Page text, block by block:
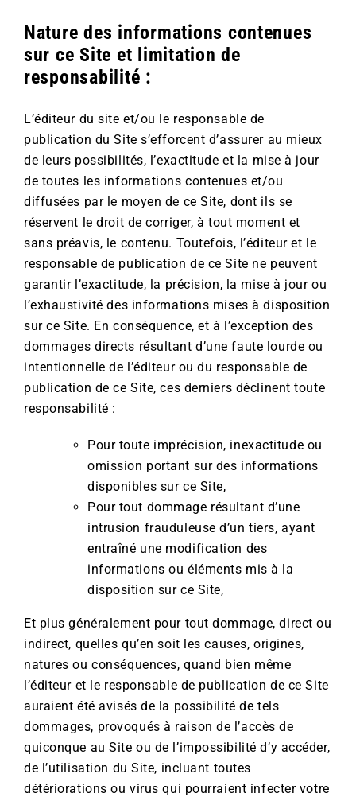
Nature des informations contenues
sur ce Site et limitation de
responsabilité :
L’éditeur du site et/ou le responsable de
publication du Site s’efforcent d’assurer au mieux
de leurs possibilités, l’exactitude et la mise à jour
de toutes les informations contenues et/ou
diffusées par le moyen de ce Site, dont ils se
réservent le droit de corriger, à tout moment et
sans préavis, le contenu. Toutefois, l’éditeur et le
responsable de publication de ce Site ne peuvent
garantir l’exactitude, la précision, la mise à jour ou
l’exhaustivité des informations mises à disposition
sur ce Site. En conséquence, et à l’exception des
dommages directs résultant d’une faute lourde ou
intentionnelle de l’éditeur ou du responsable de
publication de ce Site, ces derniers déclinent toute
responsabilité :
Pour toute imprécision, inexactitude ou
omission portant sur des informations
disponibles sur ce Site,
Pour tout dommage résultant d’une
intrusion frauduleuse d’un tiers, ayant
entraîné une modification des
informations ou éléments mis à la
disposition sur ce Site,
Et plus généralement pour tout dommage, direct ou
indirect, quelles qu’en soit les causes, origines,
natures ou conséquences, quand bien même
l’éditeur et le responsable de publication de ce Site
auraient été avisés de la possibilité de tels
dommages, provoqués à raison de l’accès de
quiconque au Site ou de l’impossibilité d’y accéder,
de l’utilisation du Site, incluant toutes
détériorations ou virus qui pourraient infecter votre